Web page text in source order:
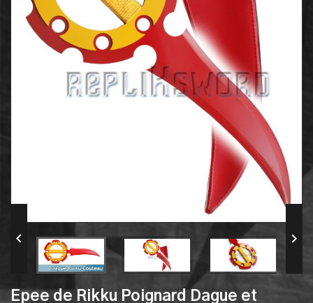
 
Epee de Rikku Poignard Dague et